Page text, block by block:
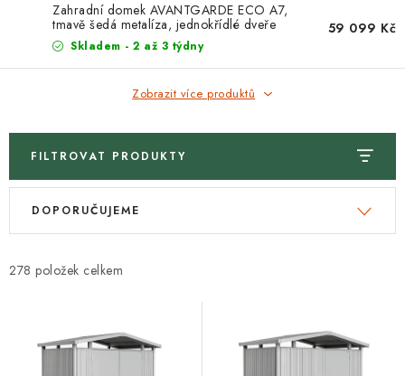
Zahradní domek AVANTGARDE ECO A7,
tmavě šedá metalíza, jednokřídlé dveře
Skladem - 2 až 3 týdny
59 099 Kč
Zobrazit více produktů
FILTROVAT PRODUKTY
V
i
278
Ř
e
DOPORUČUJEME